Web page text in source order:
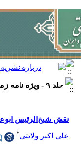
جلد ۹ - ويژه نامه زمستان
نقش شیخ‌الرئیس
علی اکبر ولایتی*